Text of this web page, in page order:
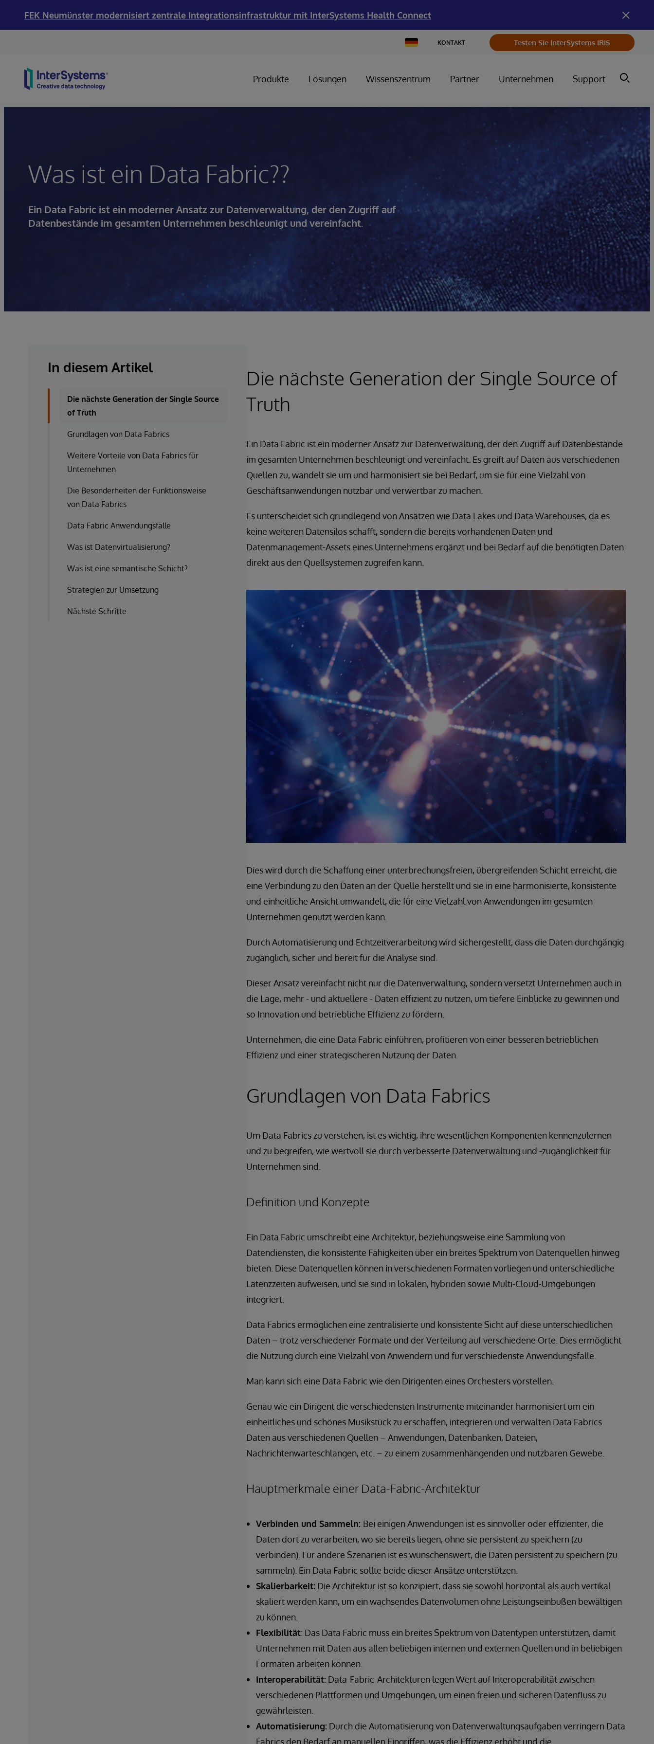
FEK Neumünster modernisiert zentrale Integrationsinfrastruktur mit InterSystems Health Connect
Change
Country
KONTAKT Testen Sie InterSystems IRIS
Produkte Lösungen Wissenszentrum Partner Unternehmen Support
Was ist ein Data Fabric??
Ein Data Fabric ist ein moderner Ansatz zur Datenverwaltung, der den Zugriff auf
Datenbestände im gesamten Unternehmen beschleunigt und vereinfacht.
Die nächste Generation der Single Source of
Truth
Ein Data Fabric ist ein moderner Ansatz zur Datenverwaltung, der den Zugriff auf Datenbestände
im gesamten Unternehmen beschleunigt und vereinfacht. Es greift auf Daten aus verschiedenen
Quellen zu, wandelt sie um und harmonisiert sie bei Bedarf, um sie für eine Vielzahl von
Geschäftsanwendungen nutzbar und verwertbar zu machen.
Es unterscheidet sich grundlegend von Ansätzen wie Data Lakes und Data Warehouses, da es
keine weiteren Datensilos schafft, sondern die bereits vorhandenen Daten und
Datenmanagement-Assets eines Unternehmens ergänzt und bei Bedarf auf die benötigten Daten
direkt aus den Quellsystemen zugreifen kann.
Dies wird durch die Schaffung einer unterbrechungsfreien, übergreifenden Schicht erreicht, die
eine Verbindung zu den Daten an der Quelle herstellt und sie in eine harmonisierte, konsistente
und einheitliche Ansicht umwandelt, die für eine Vielzahl von Anwendungen im gesamten
Unternehmen genutzt werden kann.
Durch Automatisierung und Echtzeitverarbeitung wird sichergestellt, dass die Daten durchgängig
zugänglich, sicher und bereit für die Analyse sind.
Dieser Ansatz vereinfacht nicht nur die Datenverwaltung, sondern versetzt Unternehmen auch in
die Lage, mehr - und aktuellere - Daten effizient zu nutzen, um tiefere Einblicke zu gewinnen und
so Innovation und betriebliche Effizienz zu fördern.
Unternehmen, die eine Data Fabric einführen, profitieren von einer besseren betrieblichen
Effizienz und einer strategischeren Nutzung der Daten.
Grundlagen von Data Fabrics
Um Data Fabrics zu verstehen, ist es wichtig, ihre wesentlichen Komponenten kennenzulernen
und zu begreifen, wie wertvoll sie durch verbesserte Datenverwaltung und -zugänglichkeit für
Unternehmen sind.
Definition und Konzepte
Ein Data Fabric umschreibt eine Architektur, beziehungsweise eine Sammlung von
Datendiensten, die konsistente Fähigkeiten über ein breites Spektrum von Datenquellen hinweg
bieten. Diese Datenquellen können in verschiedenen Formaten vorliegen und unterschiedliche
Latenzzeiten aufweisen, und sie sind in lokalen, hybriden sowie Multi-Cloud-Umgebungen
integriert.
Data Fabrics ermöglichen eine zentralisierte und konsistente Sicht auf diese unterschiedlichen
Daten – trotz verschiedener Formate und der Verteilung auf verschiedene Orte. Dies ermöglicht
die Nutzung durch eine Vielzahl von Anwendern und für verschiedenste Anwendungsfälle.
Man kann sich eine Data Fabric wie den Dirigenten eines Orchesters vorstellen.
Genau wie ein Dirigent die verschiedensten Instrumente miteinander harmonisiert um ein
einheitliches und schönes Musikstück zu erschaffen, integrieren und verwalten Data Fabrics
Daten aus verschiedenen Quellen – Anwendungen, Datenbanken, Dateien,
Nachrichtenwarteschlangen, etc. – zu einem zusammenhängenden und nutzbaren Gewebe.
Hauptmerkmale einer Data-Fabric-Architektur
Verbinden und Sammeln: Bei einigen Anwendungen ist es sinnvoller oder effizienter, die
Daten dort zu verarbeiten, wo sie bereits liegen, ohne sie persistent zu speichern (zu
verbinden). Für andere Szenarien ist es wünschenswert, die Daten persistent zu speichern (zu
sammeln). Ein Data Fabric sollte beide dieser Ansätze unterstützen.
Skalierbarkeit: Die Architektur ist so konzipiert, dass sie sowohl horizontal als auch vertikal
skaliert werden kann, um ein wachsendes Datenvolumen ohne Leistungseinbußen bewältigen
zu können.
Flexibilität: Das Data Fabric muss ein breites Spektrum von Datentypen unterstützen, damit
Unternehmen mit Daten aus allen beliebigen internen und externen Quellen und in beliebigen
Formaten arbeiten können.
Interoperabilität: Data-Fabric-Architekturen legen Wert auf Interoperabilität zwischen
verschiedenen Plattformen und Umgebungen, um einen freien und sicheren Datenfluss zu
gewährleisten.
Automatisierung: Durch die Automatisierung von Datenverwaltungsaufgaben verringern Data
Fabrics den Bedarf an manuellen Eingriffen, was die Effizienz erhöht und die
In diesem Artikel
Die nächste Generation der Single Source
of Truth
Grundlagen von Data Fabrics
Weitere Vorteile von Data Fabrics für
Unternehmen
Die Besonderheiten der Funktionsweise
von Data Fabrics
Data Fabric Anwendungsfälle
Was ist Datenvirtualisierung?
Was ist eine semantische Schicht?
Strategien zur Umsetzung
Nächste Schritte